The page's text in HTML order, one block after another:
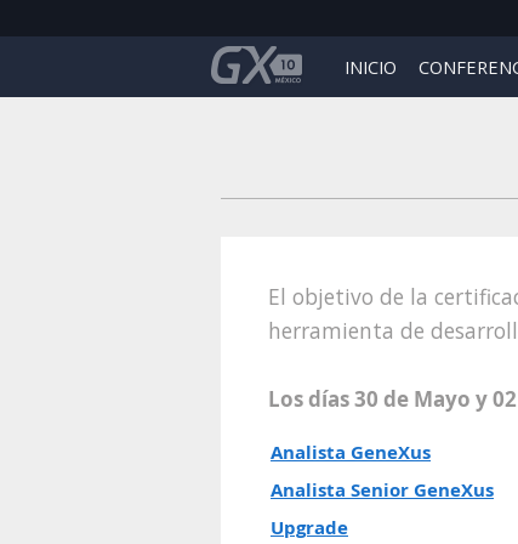
INICIO
El objetivo de la
herramienta de
Los días 30 de Mayo y
Analista GeneXus
Analista Senior GeneXus
Upgrade